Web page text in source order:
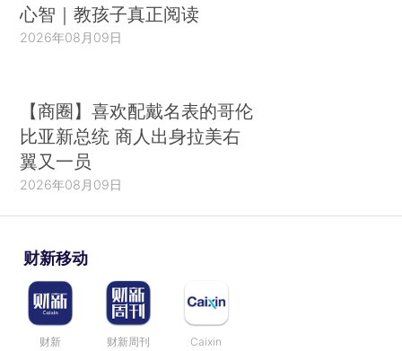
心智｜教孩子真正阅读
2026年08月09日
【商圈】喜欢配戴名表的哥伦
比亚新总统 商人出身拉美右
翼又一员
2026年08月09日
财新移动
财新 财新周刊 Caixin